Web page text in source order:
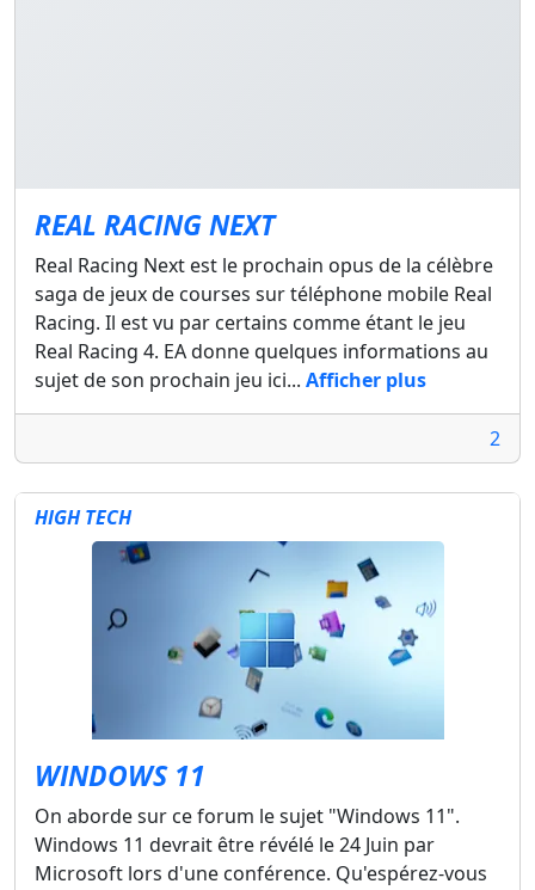
REAL RACING NEXT
Real Racing Next est le prochain opus de la célèbre
saga de jeux de courses sur téléphone mobile Real
Racing. Il est vu par certains comme étant le jeu
Real Racing 4. EA donne quelques informations au
sujet de son prochain jeu ici... Afficher plus
2
HIGH TECH
WINDOWS 11
On aborde sur ce forum le sujet "Windows 11".
Windows 11 devrait être révélé le 24 Juin par
Microsoft lors d'une conférence. Qu'espérez-vous